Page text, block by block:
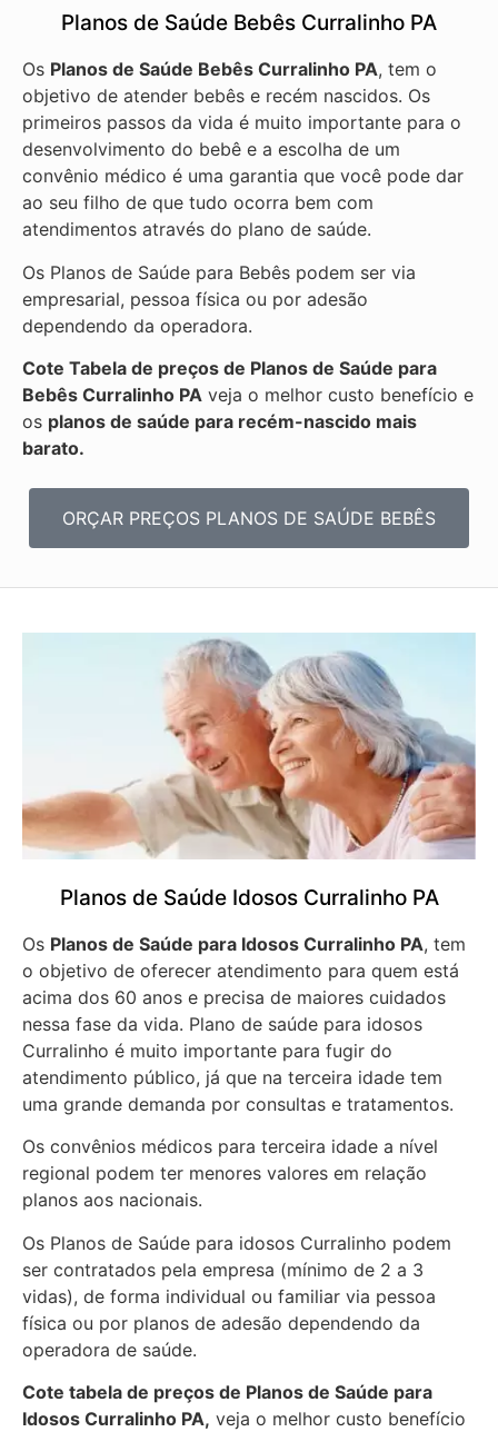
Planos de Saúde Bebês Curralinho PA
Os Planos de Saúde Bebês Curralinho PA, tem o
objetivo de atender bebês e recém nascidos. Os
primeiros passos da vida é muito importante para o
desenvolvimento do bebê e a escolha de um
convênio médico é uma garantia que você pode dar
ao seu filho de que tudo ocorra bem com
atendimentos através do plano de saúde.
Os Planos de Saúde para Bebês podem ser via
empresarial, pessoa física ou por adesão
dependendo da operadora.
Cote Tabela de preços de Planos de Saúde para
Bebês Curralinho PA veja o melhor custo benefício e
os planos de saúde para recém-nascido mais
barato.
ORÇAR PREÇOS PLANOS DE SAÚDE BEBÊS
Planos de Saúde Idosos Curralinho PA
Os Planos de Saúde para Idosos Curralinho PA, tem
o objetivo de oferecer atendimento para quem está
acima dos 60 anos e precisa de maiores cuidados
nessa fase da vida. Plano de saúde para idosos
Curralinho é muito importante para fugir do
atendimento público, já que na terceira idade tem
uma grande demanda por consultas e tratamentos.
Os convênios médicos para terceira idade a nível
regional podem ter menores valores em relação
planos aos nacionais.
Os Planos de Saúde para idosos Curralinho podem
ser contratados pela empresa (mínimo de 2 a 3
vidas), de forma individual ou familiar via pessoa
física ou por planos de adesão dependendo da
operadora de saúde.
Cote tabela de preços de Planos de Saúde para
Idosos Curralinho PA, veja o melhor custo benefício